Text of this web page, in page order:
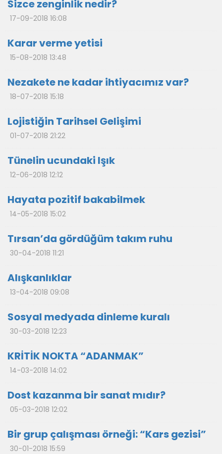
Sizce zenginlik nedir?
17-09-2018 16:08
Karar verme yetisi
15-08-2018 13:48
Nezakete ne kadar ihtiyacımız var?
18-07-2018 15:18
Lojistiğin Tarihsel Gelişimi
01-07-2018 21:22
Tünelin ucundaki Işık
12-06-2018 12:12
Hayata pozitif bakabilmek
14-05-2018 15:02
Tırsan’da gördüğüm takım ruhu
30-04-2018 11:21
Alışkanlıklar
13-04-2018 09:08
Sosyal medyada dinleme kuralı
30-03-2018 12:23
KRİTİK NOKTA “ADANMAK”
14-03-2018 14:02
Dost kazanma bir sanat mıdır?
05-03-2018 12:02
Bir grup çalışması örneği: “Kars gezisi”
30-01-2018 15:59